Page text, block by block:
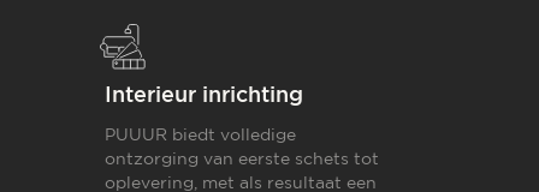
Interieur inrichting
PUUUR biedt volledige
ontzorging van eerste schets tot
oplevering, met als resultaat een